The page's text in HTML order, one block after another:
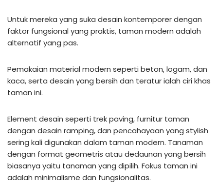
Untuk mereka yang suka desain kontemporer dengan
faktor fungsional yang praktis, taman modern adalah
alternatif yang pas.
Pemakaian material modern seperti beton, logam, dan
kaca, serta desain yang bersih dan teratur ialah ciri khas
taman ini.
Element desain seperti trek paving, furnitur taman
dengan desain ramping, dan pencahayaan yang stylish
sering kali digunakan dalam taman modern. Tanaman
dengan format geometris atau dedaunan yang bersih
biasanya yaitu tanaman yang dipilih. Fokus taman ini
adalah minimalisme dan fungsionalitas.